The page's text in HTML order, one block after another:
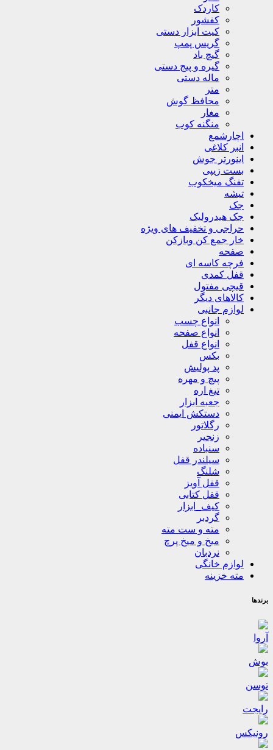
کاردک
کفشور
کیت ابزار دستی
گریس پمپ
گیچ باد
گیره و پیج دستی
ماله دستی
متر
محافظ گوش
مغار
منگنه کوب
اچارشمع
انبر کلاغی
اینورتر جوش
بست زیپی
تفنگ میخکوب
تیشه
جک
جک هیدرولیک
حراجی و تخفیف های ویژه
خار جمع کن وبازکن
صفحه
فرچه کاسه ای
قفل کمدی
قیچی مفتول
کالاهای دیگر
لوازم جانبی
انواع چسب
انواع صفحه
انواع قفل
بکس
پد پولیش
پیچ و مهره
تیغ اره
جعبه ابزار
دستکش ایمنی
رگلاتور
زنجیر
سنباده
سیلندر قفل
شلنگ
قفل آویز
قفل کتابی
کیف_ابزار
گردبر
مته و ست مته
میخ و میخ پرچ
نردبان
لوازم خانگی
مته خزینه
برندها
آروا
بوش
توسن
رایجت
رونیکس